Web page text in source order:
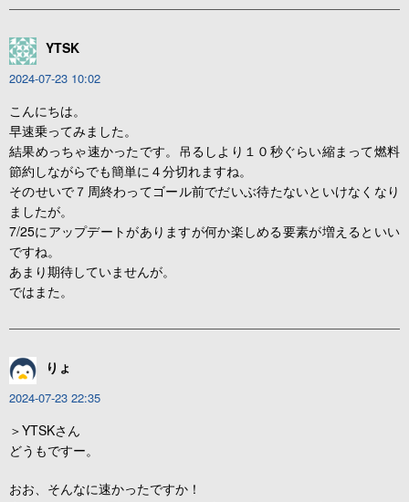
YTSK
2024-07-23 10:02
こんにちは。
早速乗ってみました。
結果めっちゃ速かったです。吊るしより１０秒ぐらい縮まって燃料
節約しながらでも簡単に４分切れますね。
そのせいで７周終わってゴール前でだいぶ待たないといけなくなり
ましたが。
7/25にアップデートがありますが何か楽しめる要素が増えるといい
ですね。
あまり期待していませんが。
ではまた。
りょ
2024-07-23 22:35
＞YTSKさん
どうもですー。
おお、そんなに速かったですか！